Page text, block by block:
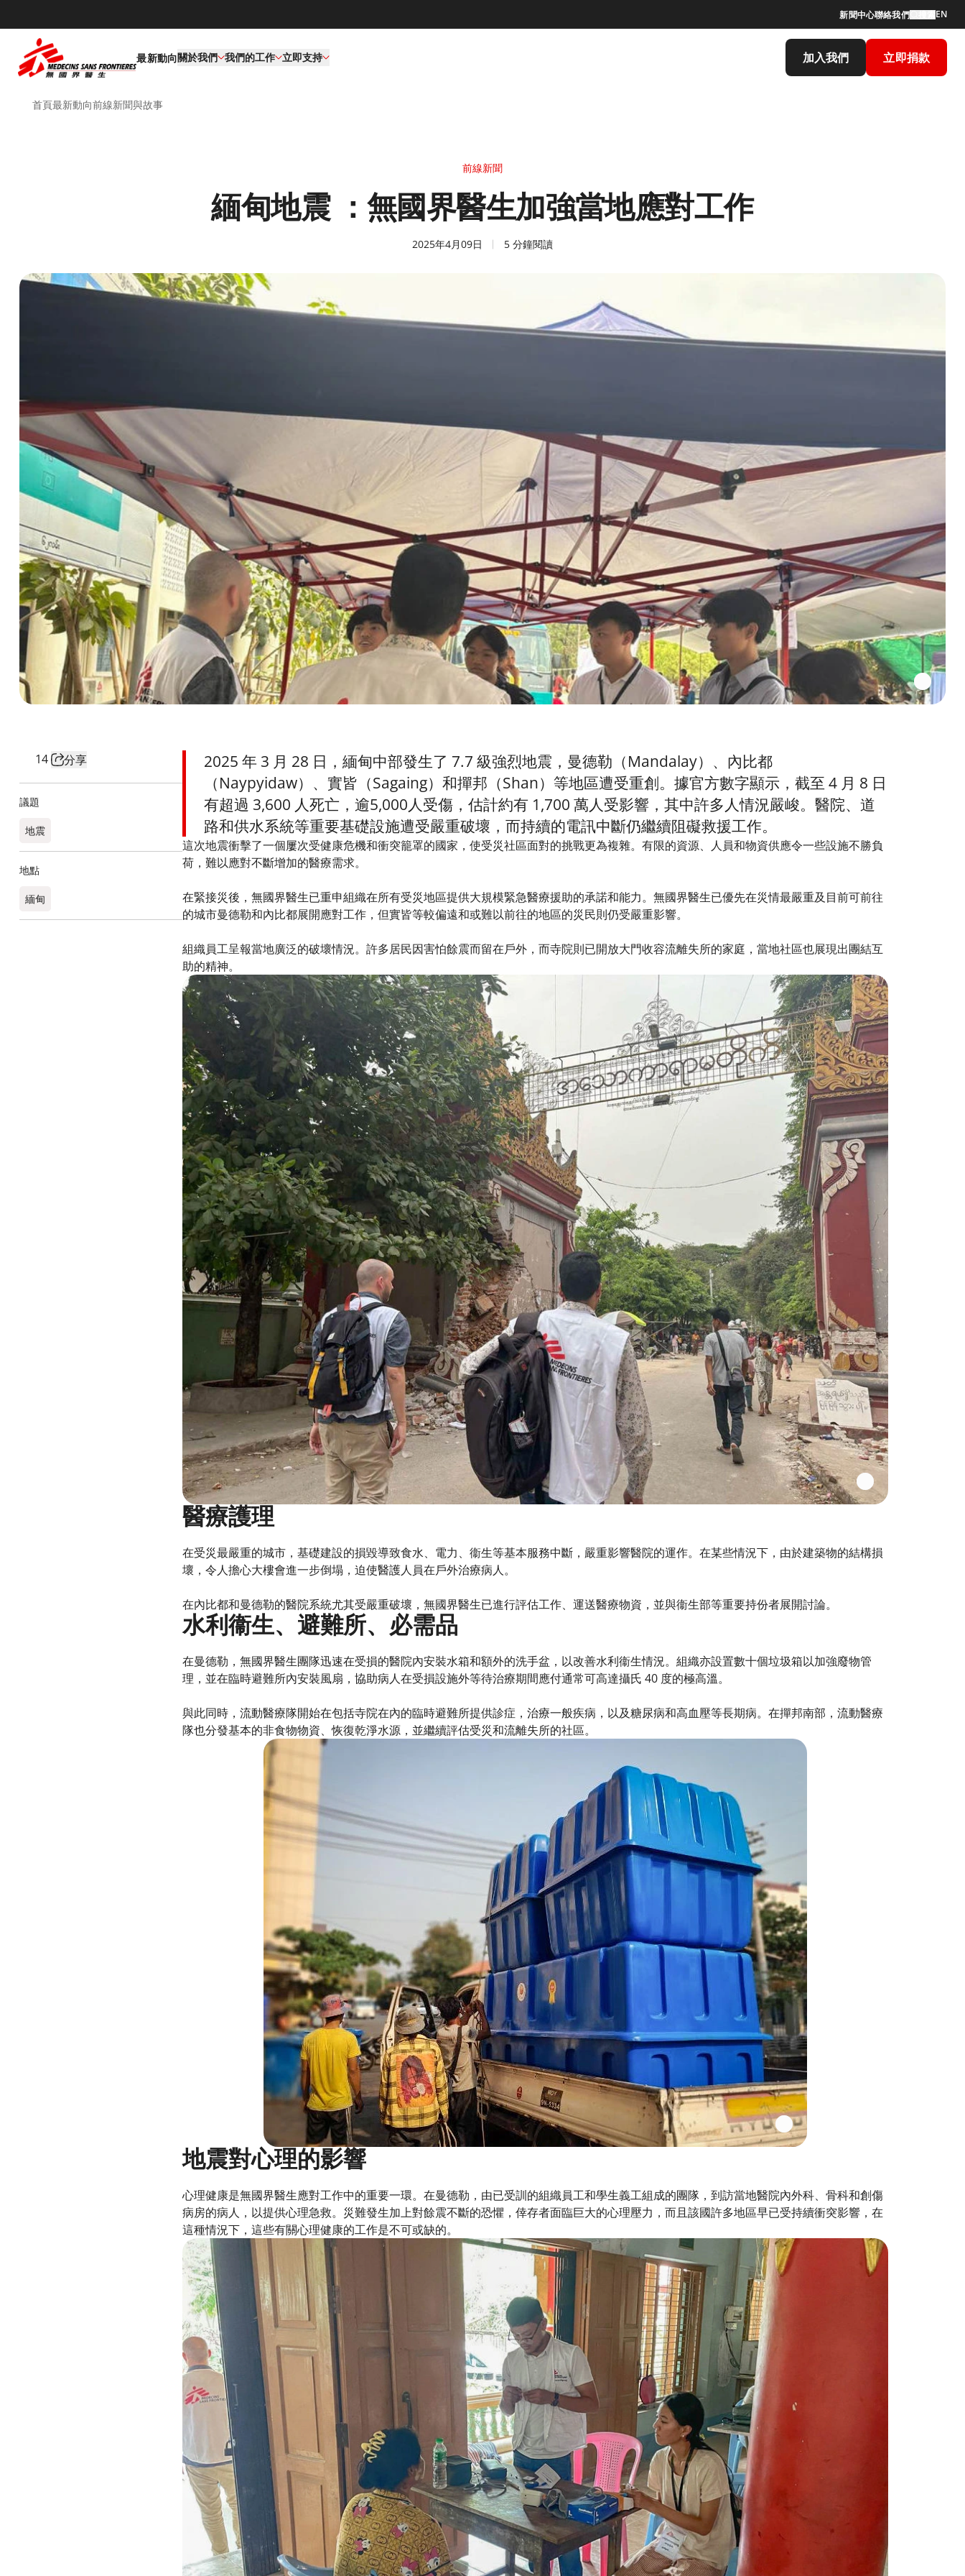
新聞中心聯絡我們 EN
最新動向關於我們 我們的工作​ 立即支持 加入我們 立即捐款
首頁最新動向前線新聞與故事
前線新聞
緬甸地震 ：無國界醫生加強當地應對工作
2025年4月09日 5 分鐘閱讀
14 分享
議題
地震
地點
緬甸
2025 年 3 月 28 日，緬甸中部發生了 7.7 級強烈地震，曼德勒（Mandalay）、內比都
（Naypyidaw）、實皆（Sagaing）和撣邦（Shan）等地區遭受重創。據官方數字顯示，截至 4 月 8 日
有超過 3,600 人死亡，逾5,000人受傷，估計約有 1,700 萬人受影響，其中許多人情況嚴峻。醫院、道
路和供水系統等重要基礎設施遭受嚴重破壞，而持續的電訊中斷仍繼續阻礙救援工作。
這次地震衝擊了一個屢次受健康危機和衝突籠罩的國家，使受災社區面對的挑戰更為複雜。有限的資源、人員和物資供應令一些設施不勝負
荷，難以應對不斷增加的醫療需求。
在緊接災後，無國界醫生已重申組織在所有受災地區提供大規模緊急醫療援助的承諾和能力。無國界醫生已優先在災情最嚴重及目前可前往
的城市曼德勒和內比都展開應對工作，但實皆等較偏遠和或難以前往的地區的災民則仍受嚴重影響。
組織員工呈報當地廣泛的破壞情況。許多居民因害怕餘震而留在戶外，而寺院則已開放大門收容流離失所的家庭，當地社區也展現出團結互
助的精神。
醫療護理
在受災最嚴重的城市，基礎建設的損毀導致食水、電力、衞生等基本服務中斷，嚴重影響醫院的運作。在某些情況下，由於建築物的結構損
壞，令人擔心大樓會進一步倒塌，迫使醫護人員在戶外治療病人。
在內比都和曼德勒的醫院系統尤其受嚴重破壞，無國界醫生已進行評估工作、運送醫療物資，並與衞生部等重要持份者展開討論。
水利衞生、避難所、必需品
在曼德勒，無國界醫生團隊迅速在受損的醫院內安裝水箱和額外的洗手盆，以改善水利衞生情況。組織亦設置數十個垃圾箱以加強廢物管
理，並在臨時避難所內安裝風扇，協助病人在受損設施外等待治療期間應付通常可高達攝氏 40 度的極高溫。
與此同時，流動醫療隊開始在包括寺院在內的臨時避難所提供診症，治療一般疾病，以及糖尿病和高血壓等長期病。在撣邦南部，流動醫療
隊也分發基本的非食物物資、恢復乾淨水源，並繼續評估受災和流離失所的社區。
地震對心理的影響
心理健康是無國界醫生應對工作中的重要一環。在曼德勒，由已受訓的組織員工和學生義工組成的團隊，到訪當地醫院內外科、骨科和創傷
病房的病人，以提供心理急救。災難發生加上對餘震不斷的恐懼，倖存者面臨巨大的心理壓力，而且該國許多地區早已受持續衝突影響，在
這種情況下，這些有關心理健康的工作是不可或缺的。